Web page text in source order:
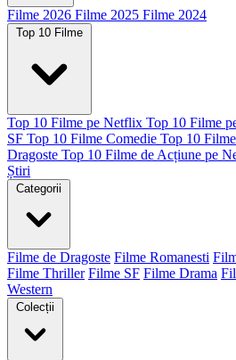
Filme 2026 Filme 2025 Filme 2024
Top 10 Filme
Top 10 Filme pe Netflix Top 10 Filme
SF Top 10 Filme Comedie Top 10
Dragoste Top 10 Filme de Acțiune pe
Știri
Categorii
Filme de Dragoste Filme Romanesti
Filme Thriller Filme SF Filme Drama
Western
Colecții